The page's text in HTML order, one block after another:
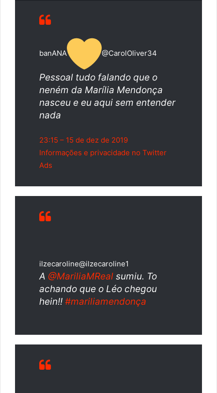
banANA @CarolOliver34
Pessoal tudo falando que o
neném da Marília Mendonça
nasceu e eu aqui sem entender
nada
23:15 – 15 de dez de 2019
Informações e privacidade no Twitter
Ads
ilzecaroline@ilzecaroline1
A @MariliaMReal sumiu. To
achando que o Léo chegou
hein!! #mariliamendonça